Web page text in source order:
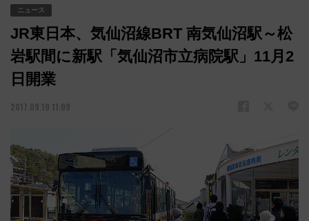
ニュース
JR東日本、気仙沼線BRT 南気仙沼駅～松
岩駅間に新駅「気仙沼市立病院駅」11月2
日開業
2017.09.19 11:09